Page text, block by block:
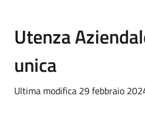
Utenza
unica
Ultima modifica 29 febbraio